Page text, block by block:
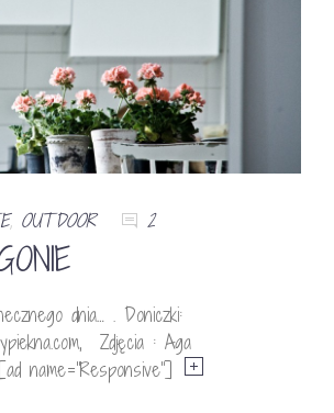
, OUTDOOR 2
dnia… . Doniczki:
Zdjęcia : Aga
name=”Responsive”]